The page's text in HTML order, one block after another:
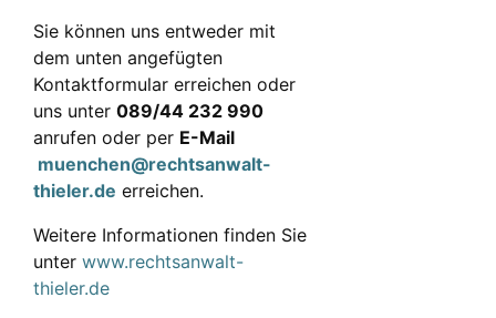
Sie können uns entweder mit
dem unten angefügten
Kontaktformular erreichen oder
uns unter 089/44 232 990
anrufen oder per E-Mail
muenchen@rechtsanwalt-
thieler.de erreichen.
Weitere Informationen finden Sie
unter www.rechtsanwalt-
thieler.de